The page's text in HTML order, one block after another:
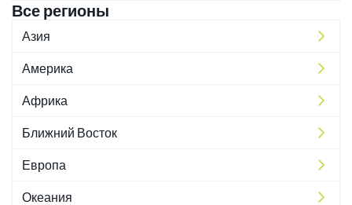
Все регионы
Азия
Америка
Африка
Ближний Восток
Европа
Океания